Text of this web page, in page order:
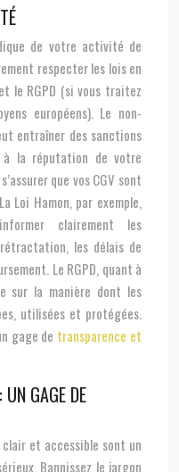
de votre activité de
respecter les lois en
le RGPD (si vous traitez
européens). Le non-
entraîner des sanctions
la réputation de votre
que vos CGV sont
Loi Hamon, par exemple,
clairement les
les délais de
Le RGPD, quant à
sur la manière dont les
utilisées et protégées.
gage de transparence et
UN GAGE DE
clair et accessible sont un
Bannissez le jargon